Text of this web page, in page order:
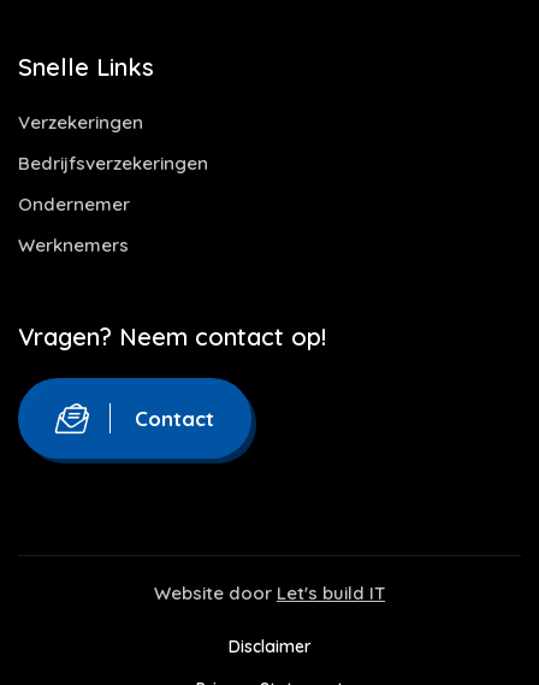
Snelle Links
Verzekeringen
Bedrijfsverzekeringen
Ondernemer
Werknemers
Vragen? Neem contact op!
Contact
Website door Let's build IT
Disclaimer